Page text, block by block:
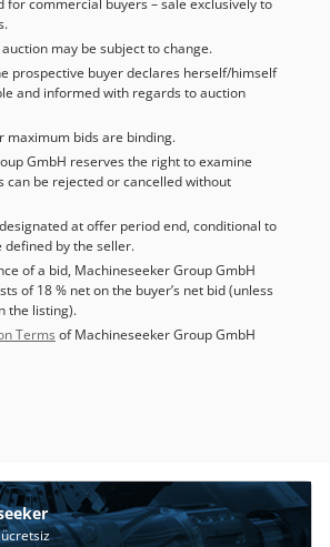
Gelişmiş Proses Sistemi • Uzaktan
kılavuzları ve CE beyanı
for commercial buyers – sale exclusively to
may be subject to change.
prospective buyer declares herself/himself
and informed with regards to auction
maximum bids are binding.
GmbH reserves the right to examine
can be rejected or cancelled without
at offer period end, conditional to
by the seller.
of a bid, Machineseeker Group GmbH
of 18 % net on the buyer’s net bid (unless
the listing).
Terms of Machineseeker Group GmbH